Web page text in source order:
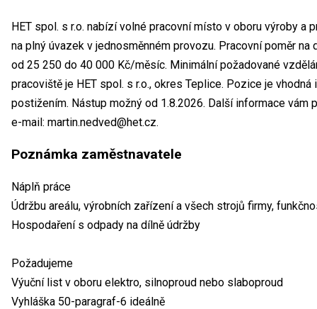
HET spol. s r.o. nabízí volné pracovní místo v oboru výroby a
na plný úvazek v jednosměnném provozu. Pracovní poměr
od 25 250 do 40 000 Kč/měsíc. Minimální požadované
pracoviště je HET spol. s r.o., okres Teplice. Pozice je
postižením. Nástup možný od 1.8.2026. Další informace vám
e-mail: martin.nedved@het.cz.
Poznámka zaměstnavatele
Náplň práce
Údržbu areálu, výrobních zařízení a všech strojů firmy,
Hospodaření s odpady na dílně údržby
Požadujeme
Výuční list v oboru elektro, silnoproud nebo slaboproud
Vyhláška 50-paragraf-6 ideálně